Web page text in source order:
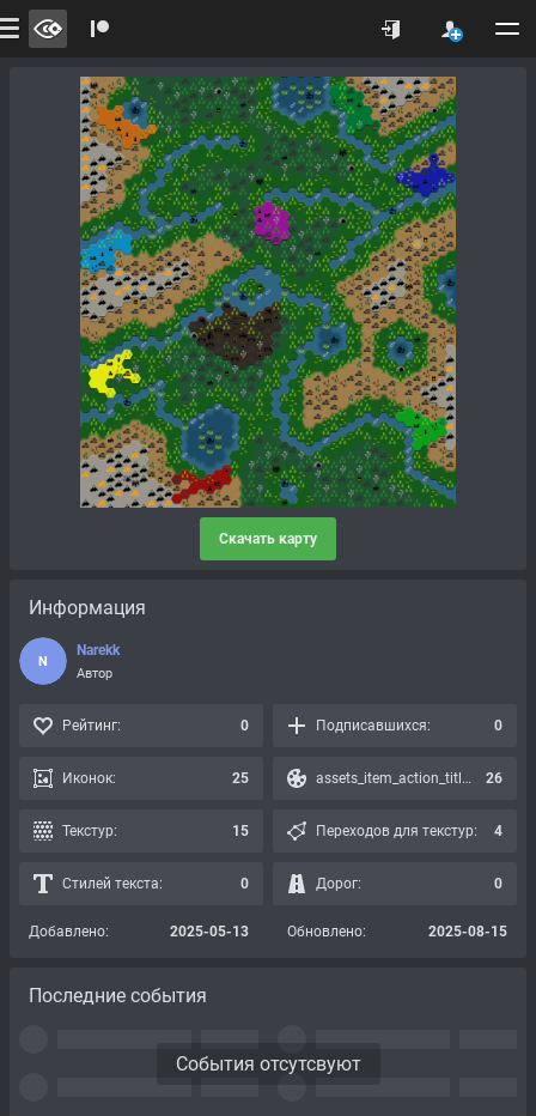
Скачать карту
Информация
N
Narekk
Автор
Рейтинг: 0 Подписавшихся: 0
Иконок: 25 assets_item_action_title_icons_presets: 26
Текстур: 15 Переходов для текстур: 4
Стилей текста: 0 Дорог: 0
Добавлено: 2025-05-13 Обновлено: 2025-08-15
Последние события
События отсутсвуют